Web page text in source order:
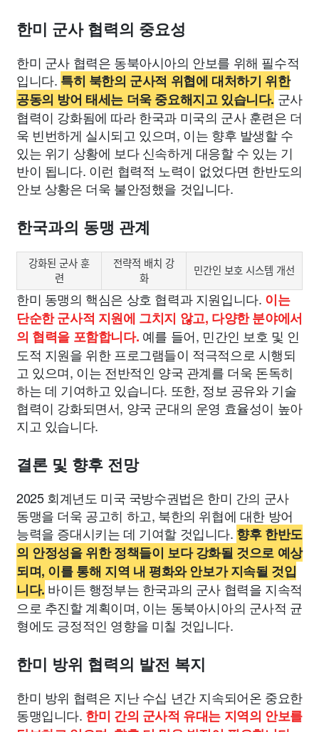
한미 군사 협력의 중요성
한미 군사 협력은 동북아시아의 안보를 위해 필수적
입니다. 특히 북한의 군사적 위협에 대처하기 위한
공동의 방어 태세는 더욱 중요해지고 있습니다. 군사
협력이 강화됨에 따라 한국과 미국의 군사 훈련은 더
욱 빈번하게 실시되고 있으며, 이는 향후 발생할 수
있는 위기 상황에 보다 신속하게 대응할 수 있는 기
반이 됩니다. 이런 협력적 노력이 없었다면 한반도의
안보 상황은 더욱 불안정했을 것입니다.
한국과의 동맹 관계
강화된 군사 훈
련
전략적 배치 강
화
민간인 보호 시스템 개선
한미 동맹의 핵심은 상호 협력과 지원입니다. 이는
단순한 군사적 지원에 그치지 않고, 다양한 분야에서
의 협력을 포함합니다. 예를 들어, 민간인 보호 및 인
도적 지원을 위한 프로그램들이 적극적으로 시행되
고 있으며, 이는 전반적인 양국 관계를 더욱 돈독히
하는 데 기여하고 있습니다. 또한, 정보 공유와 기술
협력이 강화되면서, 양국 군대의 운영 효율성이 높아
지고 있습니다.
결론 및 향후 전망
2025 회계년도 미국 국방수권법은 한미 간의 군사
동맹을 더욱 공고히 하고, 북한의 위협에 대한 방어
능력을 증대시키는 데 기여할 것입니다. 향후 한반도
의 안정성을 위한 정책들이 보다 강화될 것으로 예상
되며, 이를 통해 지역 내 평화와 안보가 지속될 것입
니다. 바이든 행정부는 한국과의 군사 협력을 지속적
으로 추진할 계획이며, 이는 동북아시아의 군사적 균
형에도 긍정적인 영향을 미칠 것입니다.
한미 방위 협력의 발전 복지
한미 방위 협력은 지난 수십 년간 지속되어온 중요한
동맹입니다. 한미 간의 군사적 유대는 지역의 안보를